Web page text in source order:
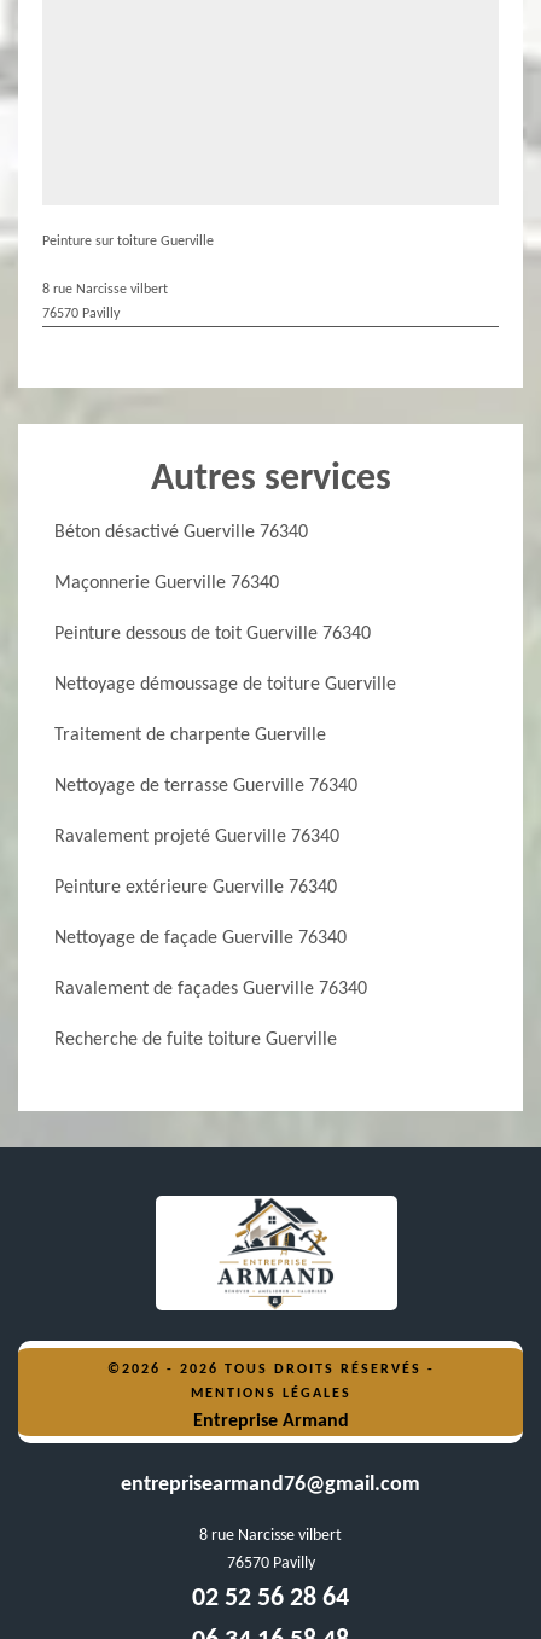
Peinture sur toiture Guerville
8 rue Narcisse vilbert
76570 Pavilly
Autres services
Béton désactivé Guerville 76340
Maçonnerie Guerville 76340
Peinture dessous de toit Guerville 76340
Nettoyage démoussage de toiture Guerville
Traitement de charpente Guerville
Nettoyage de terrasse Guerville 76340
Ravalement projeté Guerville 76340
Peinture extérieure Guerville 76340
Nettoyage de façade Guerville 76340
Ravalement de façades Guerville 76340
Recherche de fuite toiture Guerville
©2026 - 2026 TOUS DROITS RÉSERVÉS -
MENTIONS LÉGALES
Entreprise Armand
entreprisearmand76@gmail.com
8 rue Narcisse vilbert
76570 Pavilly
02 52 56 28 64